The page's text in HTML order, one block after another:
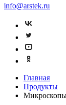
info@arstek.ru
Главная
Продукты